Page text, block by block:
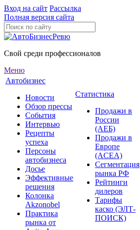
Вход на сайт Рассылка
Полная версия сайта
Свой среди профессионалов
Меню
Автобизнес
Новости
Обзор прессы
События
Интервью
Рецепты
успеха
Персоны
автобизнеса
Досье
Эффективные
решения
Колонка
Akzonobel
Практика
рынка от
Статистика
Продажи в
России
(АЕБ)
Продажи в
Европе
(ACEA)
Сегментация
рынка РФ
Рейтинги
дилеров
Тарифы
каско (ЭЛТ-
ПОИСК)